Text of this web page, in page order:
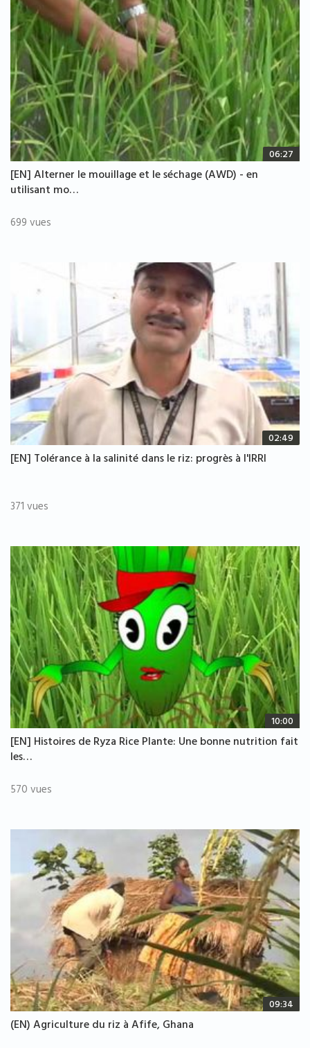
06:27
[EN] Alterner le mouillage et le séchage (AWD) - en
utilisant mo…
699 vues
02:49
[EN] Tolérance à la salinité dans le riz: progrès à l'IRRI
371 vues
10:00
[EN] Histoires de Ryza Rice Plante: Une bonne nutrition fait
les…
570 vues
09:34
(EN) Agriculture du riz à Afife, Ghana